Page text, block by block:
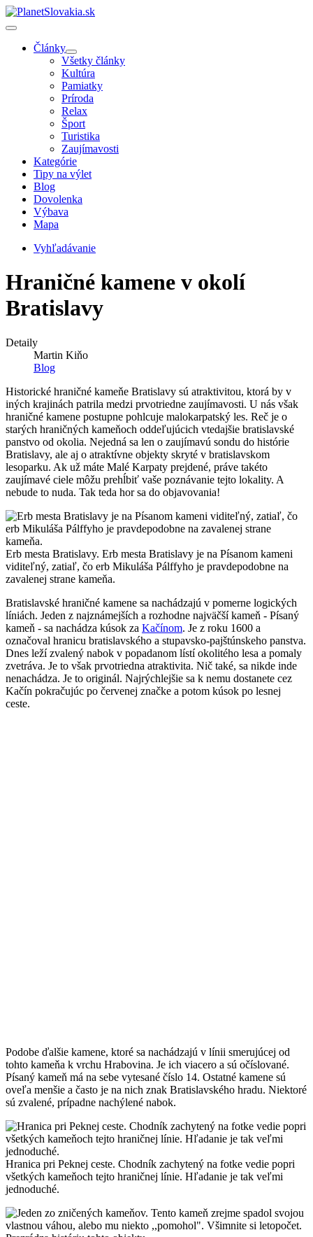
Články
Všetky články
Kultúra
Pamiatky
Príroda
Relax
Šport
Turistika
Zaujímavosti
Kategórie
Tipy na výlet
Blog
Dovolenka
Výbava
Mapa
Vyhľadávanie
Hraničné kamene v okolí
Bratislavy
Detaily
Martin Kiňo
Blog
Historické hraničné kameňe Bratislavy sú atraktivitou, ktorá by v
iných krajinách patrila medzi prvotriedne zaujímavosti. U nás však
hraničné kamene postupne pohlcuje malokarpatský les. Reč je o
starých hraničných kameňoch oddeľujúcich vtedajšie bratislavské
panstvo od okolia. Nejedná sa len o zaujímavú sondu do histórie
Bratislavy, ale aj o atraktívne objekty skryté v bratislavskom
lesoparku. Ak už máte Malé Karpaty prejdené, práve takéto
zaujímavé ciele môžu prehĺbiť vaše poznávanie tejto lokality. A
nebude to nuda. Tak teda hor sa do objavovania!
Erb mesta Bratislavy. Erb mesta Bratislavy je na Písanom kameni
viditeľný, zatiaľ, čo erb Mikuláša Pálffyho je pravdepodobne na
zavalenej strane kameňa.
Bratislavské hraničné kamene sa nachádzajú v pomerne logických
líniách. Jeden z najznámejších a rozhodne najväčší kameň - Písaný
kameň - sa nachádza kúsok za Kačínom. Je z roku 1600 a
označoval hranicu bratislavského a stupavsko-pajštúnskeho panstva.
Dnes leží zvalený nabok v popadanom lístí okolitého lesa a pomaly
zvetráva. Je to však prvotriedna atraktivita. Nič také, sa nikde inde
nenachádza. Je to originál. Najrýchlejšie sa k nemu dostanete cez
Kačín pokračujúc po červenej značke a potom kúsok po lesnej
ceste.
Podobe ďalšie kamene, ktoré sa nachádzajú v línii smerujúcej od
tohto kameňa k vrchu Hrabovina. Je ich viacero a sú očíslované.
Písaný kameň má na sebe vytesané číslo 14. Ostatné kamene sú
oveľa menšie a často je na nich znak Bratislavského hradu. Niektoré
sú zvalené, prípadne nachýlené nabok.
Hranica pri Peknej ceste. Chodník zachytený na fotke vedie popri
všetkých kameňoch tejto hraničnej línie. Hľadanie je tak veľmi
jednoduché.